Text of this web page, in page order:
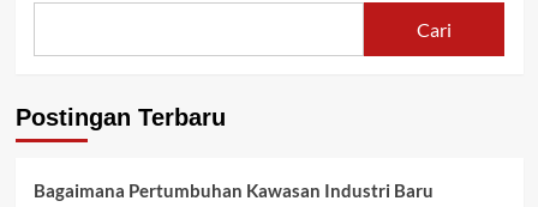
Cari
Postingan Terbaru
Bagaimana Pertumbuhan Kawasan Industri Baru